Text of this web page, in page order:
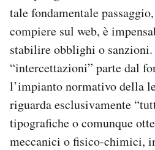
tale fondamentale
compiere sul web, è
stabilire obblighi o
“intercettazioni” parte dal
l’impianto normativo della
riguarda esclusivamente
tipografiche o comunque
meccanici o fisico-chimici,